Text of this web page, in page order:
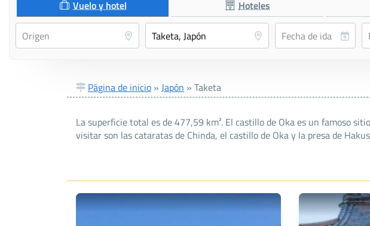
Vuelo y hotel Hoteles
Página de inicio » Japón » Taketa
La superficie total es de 477,59 km². El castillo de Oka es un famoso
visitar son las cataratas de Chinda, el castillo de Oka y la presa de